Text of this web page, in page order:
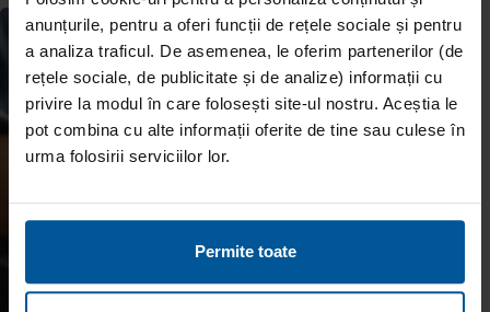
anunțurile, pentru a oferi funcții de rețele sociale și pentru
a analiza traficul. De asemenea, le oferim partenerilor (de
rețele sociale, de publicitate și de analize) informații cu
privire la modul în care folosești site-ul nostru. Aceștia le
pot combina cu alte informații oferite de tine sau culese în
urma folosirii serviciilor lor.
Permite toate